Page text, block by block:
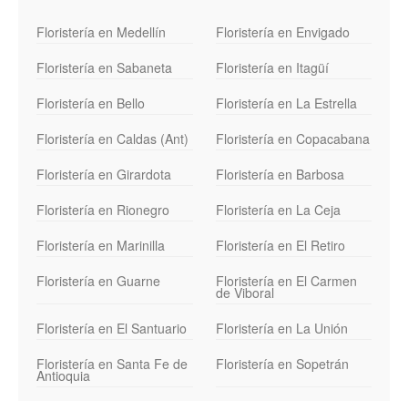
Floristería en Medellín
Floristería en Envigado
Floristería en Sabaneta
Floristería en Itagüí
Floristería en Bello
Floristería en La Estrella
Floristería en Caldas (Ant)
Floristería en Copacabana
Floristería en Girardota
Floristería en Barbosa
Floristería en Rionegro
Floristería en La Ceja
Floristería en Marinilla
Floristería en El Retiro
Floristería en Guarne
Floristería en El Carmen
de Viboral
Floristería en El Santuario
Floristería en La Unión
Floristería en Santa Fe de
Antioquia
Floristería en Sopetrán